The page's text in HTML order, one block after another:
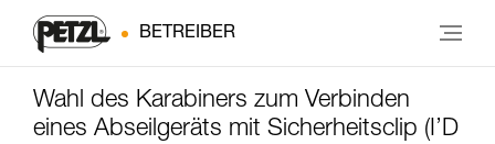
BETREIBER
Wahl des Karabiners zum Verbinden
eines Abseilgeräts mit Sicherheitsclip (I’D